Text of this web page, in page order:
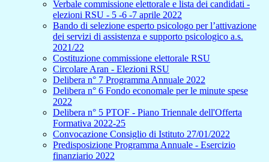
Verbale commissione elettorale e lista dei candidati -
elezioni RSU - 5 -6 -7 aprile 2022
Bando di selezione esperto psicologo per l’attivazione
dei servizi di assistenza e supporto psicologico a.s.
2021/22
Costituzione commissione elettorale RSU
Circolare Aran - Elezioni RSU
Delibera n° 7 Programma Annuale 2022
Delibera n° 6 Fondo economale per le minute spese
2022
Delibera n° 5 PTOF - Piano Triennale dell'Offerta
Formativa 2022-25
Convocazione Consiglio di Istituto 27/01/2022
Predisposizione Programma Annuale - Esercizio
finanziario 2022